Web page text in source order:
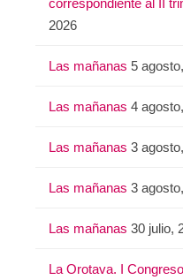
correspondiente al II
2026
Las mañanas 5
Las mañanas 4
Las mañanas 3
Las mañanas 3
Las mañanas 30 julio,
La Orotava. I